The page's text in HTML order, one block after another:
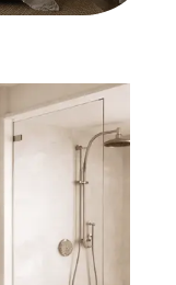
et sans